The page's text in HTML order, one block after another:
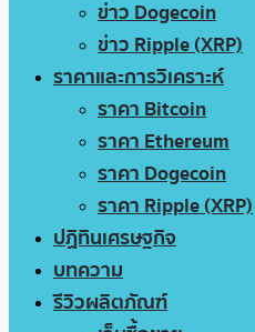
ข่าว Dogecoin
ข่าว Ripple (XRP)
ราคาและการวิเคราะห์
ราคา Bitcoin
ราคา Ethereum
ราคา Dogecoin
ราคา Ripple (XRP)
ปฏิทินเศรษฐกิจ
บทความ
รีวิวผลิตภัณฑ์